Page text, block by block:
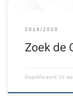
2019/2020
Zoek de
Gepubliceerd 10